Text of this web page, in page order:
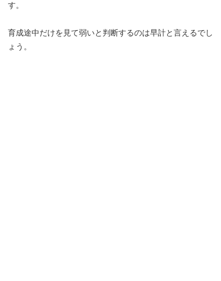
す。
育成途中だけを見て弱いと判断するのは早計と言えるでし
ょう。